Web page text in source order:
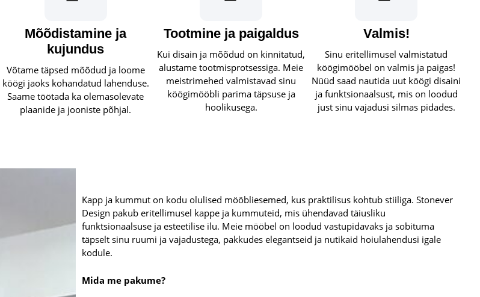
Mõõdistamine ja
kujundus
Võtame täpsed mõõdud ja loome
köögi jaoks kohandatud lahenduse.
Saame töötada ka olemasolevate
plaanide ja jooniste põhjal.
Tootmine ja paigaldus
Kui disain ja mõõdud on kinnitatud,
alustame tootmisprotsessiga. Meie
meistrimehed valmistavad sinu
köögimööbli parima täpsuse ja
hoolikusega.
Valmis!
Sinu eritellimusel valmistatud
köögimööbel on valmis ja paigas!
Nüüd saad nautida uut köögi disaini
ja funktsionaalsust, mis on loodud
just sinu vajadusi silmas pidades.
Kapp ja kummut on kodu olulised mööbliesemed, kus praktilisus kohtub stiiliga. Stonever
Design pakub eritellimusel kappe ja kummuteid, mis ühendavad täiusliku
funktsionaalsuse ja esteetilise ilu. Meie mööbel on loodud vastupidavaks ja sobituma
täpselt sinu ruumi ja vajadustega, pakkudes elegantseid ja nutikaid hoiulahendusi igale
kodule.
Mida me pakume?